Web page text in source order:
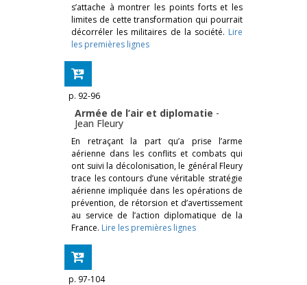
s’attache à montrer les points forts et les
limites de cette transformation qui pourrait
décorréler les militaires de la société. Lire
les premières lignes
p. 92-96
Armée de l’air et diplomatie -
Jean Fleury
En retraçant la part qu’a prise l’arme
aérienne dans les conflits et combats qui
ont suivi la décolonisation, le général Fleury
trace les contours d’une véritable stratégie
aérienne impliquée dans les opérations de
prévention, de rétorsion et d’avertissement
au service de l’action diplomatique de la
France. Lire les premières lignes
p. 97-104